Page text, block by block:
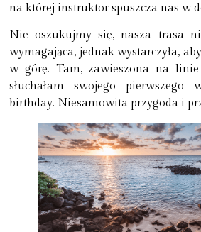
na której instruktor spuszcza nas w
Nie oszukujmy się, nasza trasa
wymagająca, jednak wystarczyła,
w górę. Tam, zawieszona na
słuchałam swojego
birthday. Niesamowita przygoda i